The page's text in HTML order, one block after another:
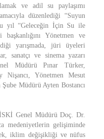
ve adil su paylaşımı
düzenlediği “Suyun
yıl “Geleceğin İçin Su ile
başkanlığını Yönetmen ve
yarışmada, jüri üyeleri
sanatçı ve sinema yazarı
Müdürü Pınar Türker,
Nişancı, Yönetmen Mesut
Müdürü Ayten Bostancı
İSKİ Genel Müdürü Doç. Dr.
medeniyetlerin gelişiminde
iklim değişikliği ve nüfus